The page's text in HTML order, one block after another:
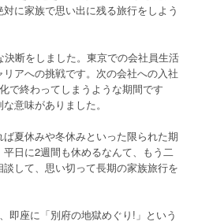
に家族で思い出に残る旅行をしよう
断をしました。東京での会社員生活
アへの挑戦です。次の会社への入社
で終わってしまうような期間です
意味がありました。
夏休みや冬休みといった限られた期
日に2週間も休めるなんて、もう二
して、思い切って長期の家族旅行を
即座に「別府の地獄めぐり!」という